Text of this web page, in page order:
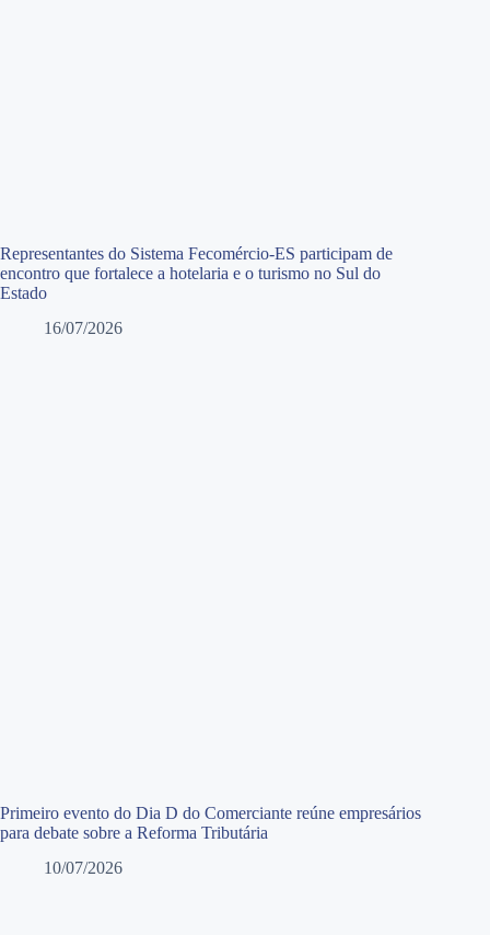
Representantes do Sistema Fecomércio-ES participam de
encontro que fortalece a hotelaria e o turismo no Sul do
Estado
16/07/2026
Primeiro evento do Dia D do Comerciante reúne empresários
para debate sobre a Reforma Tributária
10/07/2026